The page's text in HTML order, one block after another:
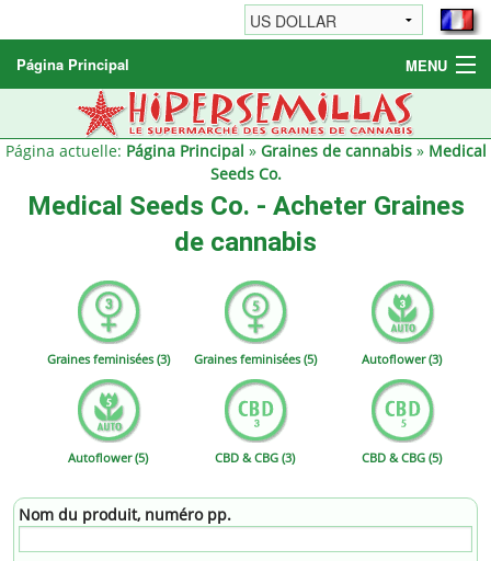
Página Principal MENU
Graines de cannabis
Autres produits
Página actuelle: Página Principal » Graines de cannabis» Medical
Seeds Co.
Medical Seeds Co. - Acheter Graines
de cannabis
Graines feminisées (3) Graines feminisées (5) Autoflower (3)
Autoflower (5) CBD & CBG (3) CBD & CBG (5)
Nom du produit, numéro pp.